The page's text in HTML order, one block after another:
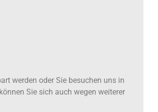
werden oder Sie besuchen uns in
Sie sich auch wegen weiterer